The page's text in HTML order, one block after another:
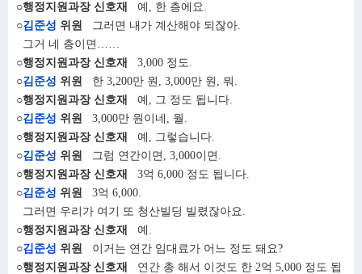
○행정지원과장 신호재
예, 한 층에요.
○김준성 위원
그러면 내가 계산해야 되잖아.
그거 네 층이면……
○행정지원과장 신호재
3,000 정도.
○김준성 위원
한 3,200만 원, 3,000만 원, 뭐.
○행정지원과장 신호재
예, 그 정도 됩니다.
○김준성 위원
3,000만 원이네, 월.
○행정지원과장 신호재
예, 그렇습니다.
○김준성 위원
그럼 연간이면, 3,000이면.
○행정지원과장 신호재
3억 6,000 정도 됩니다.
○김준성 위원
3억 6,000.
그러면 우리가 여기 또 청산빌딩 빌렸잖아요.
○행정지원과장 신호재
예.
○김준성 위원
이거는 연간 임대료가 어느 정도 돼요?
○행정지원과장 신호재
연간 총 해서 이것도 한 2억 5,000 정도 됩